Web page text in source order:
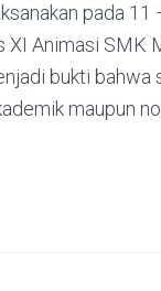
pada
XI Animasi SMK
bukti
maupun